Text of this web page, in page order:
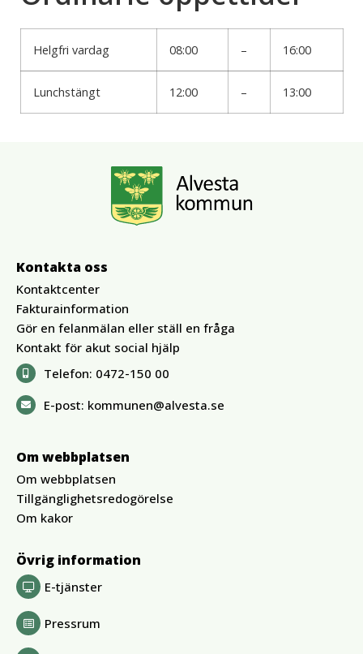
Helgfri vardag 08:00 – 16:00
Lunchstängt 12:00 – 13:00
Kontakta oss
Kontaktcenter
Fakturainformation
Gör en felanmälan eller ställ en fråga
Kontakt för akut social hjälp
Telefon: 0472-150 00
E-post: kommunen@alvesta.se
Om webbplatsen
Om webbplatsen
Tillgänglighetsredogörelse
Om kakor
Övrig information
E-tjänster
Pressrum